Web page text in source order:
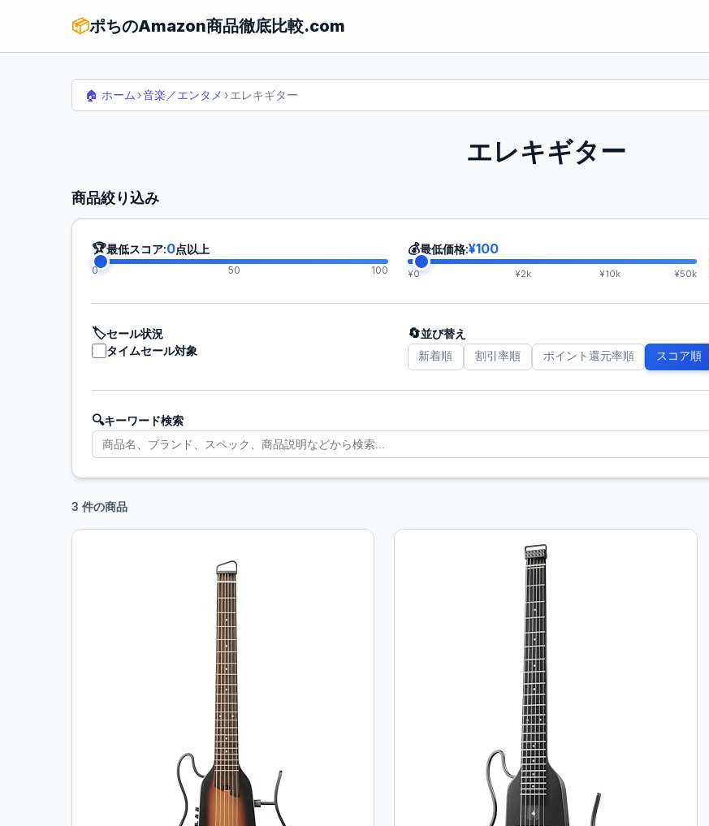
📦ポちのAmazon商品徹底比較.com
🏠 ホーム ›音楽／エンタメ ›エレキギター
エレキギター
商品絞り込み
🏆最低スコア:0点以上
0 50 100
💰最低価格:¥100
¥0 ¥2k ¥10k ¥50k
🏷️セール状況
タイムセール対象
🔄並び替え
新着順 割引率順 ポイント還元率順 スコア順
🔍キーワード検索
3 件の商品